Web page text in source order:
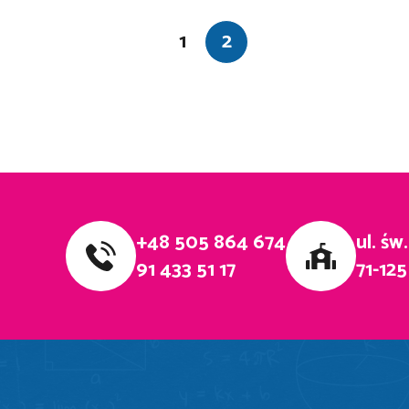
1
2
+48 505 864 674
91 433 51 17
ul.
71-